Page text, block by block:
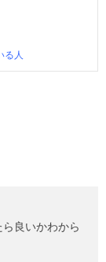
る人
良いかわから